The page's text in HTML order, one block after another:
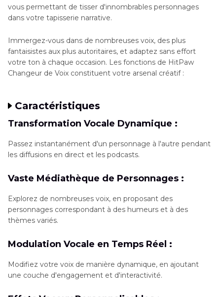
vous permettant de tisser d'innombrables personnages
dans votre tapisserie narrative.
Immergez-vous dans de nombreuses voix, des plus
fantaisistes aux plus autoritaires, et adaptez sans effort
votre ton à chaque occasion. Les fonctions de HitPaw
Changeur de Voix constituent votre arsenal créatif :
Caractéristiques
Transformation Vocale Dynamique :
Passez instantanément d'un personnage à l'autre pendant
les diffusions en direct et les podcasts.
Vaste Médiathèque de Personnages :
Explorez de nombreuses voix, en proposant des
personnages correspondant à des humeurs et à des
thèmes variés.
Modulation Vocale en Temps Réel :
Modifiez votre voix de manière dynamique, en ajoutant
une couche d'engagement et d'interactivité.